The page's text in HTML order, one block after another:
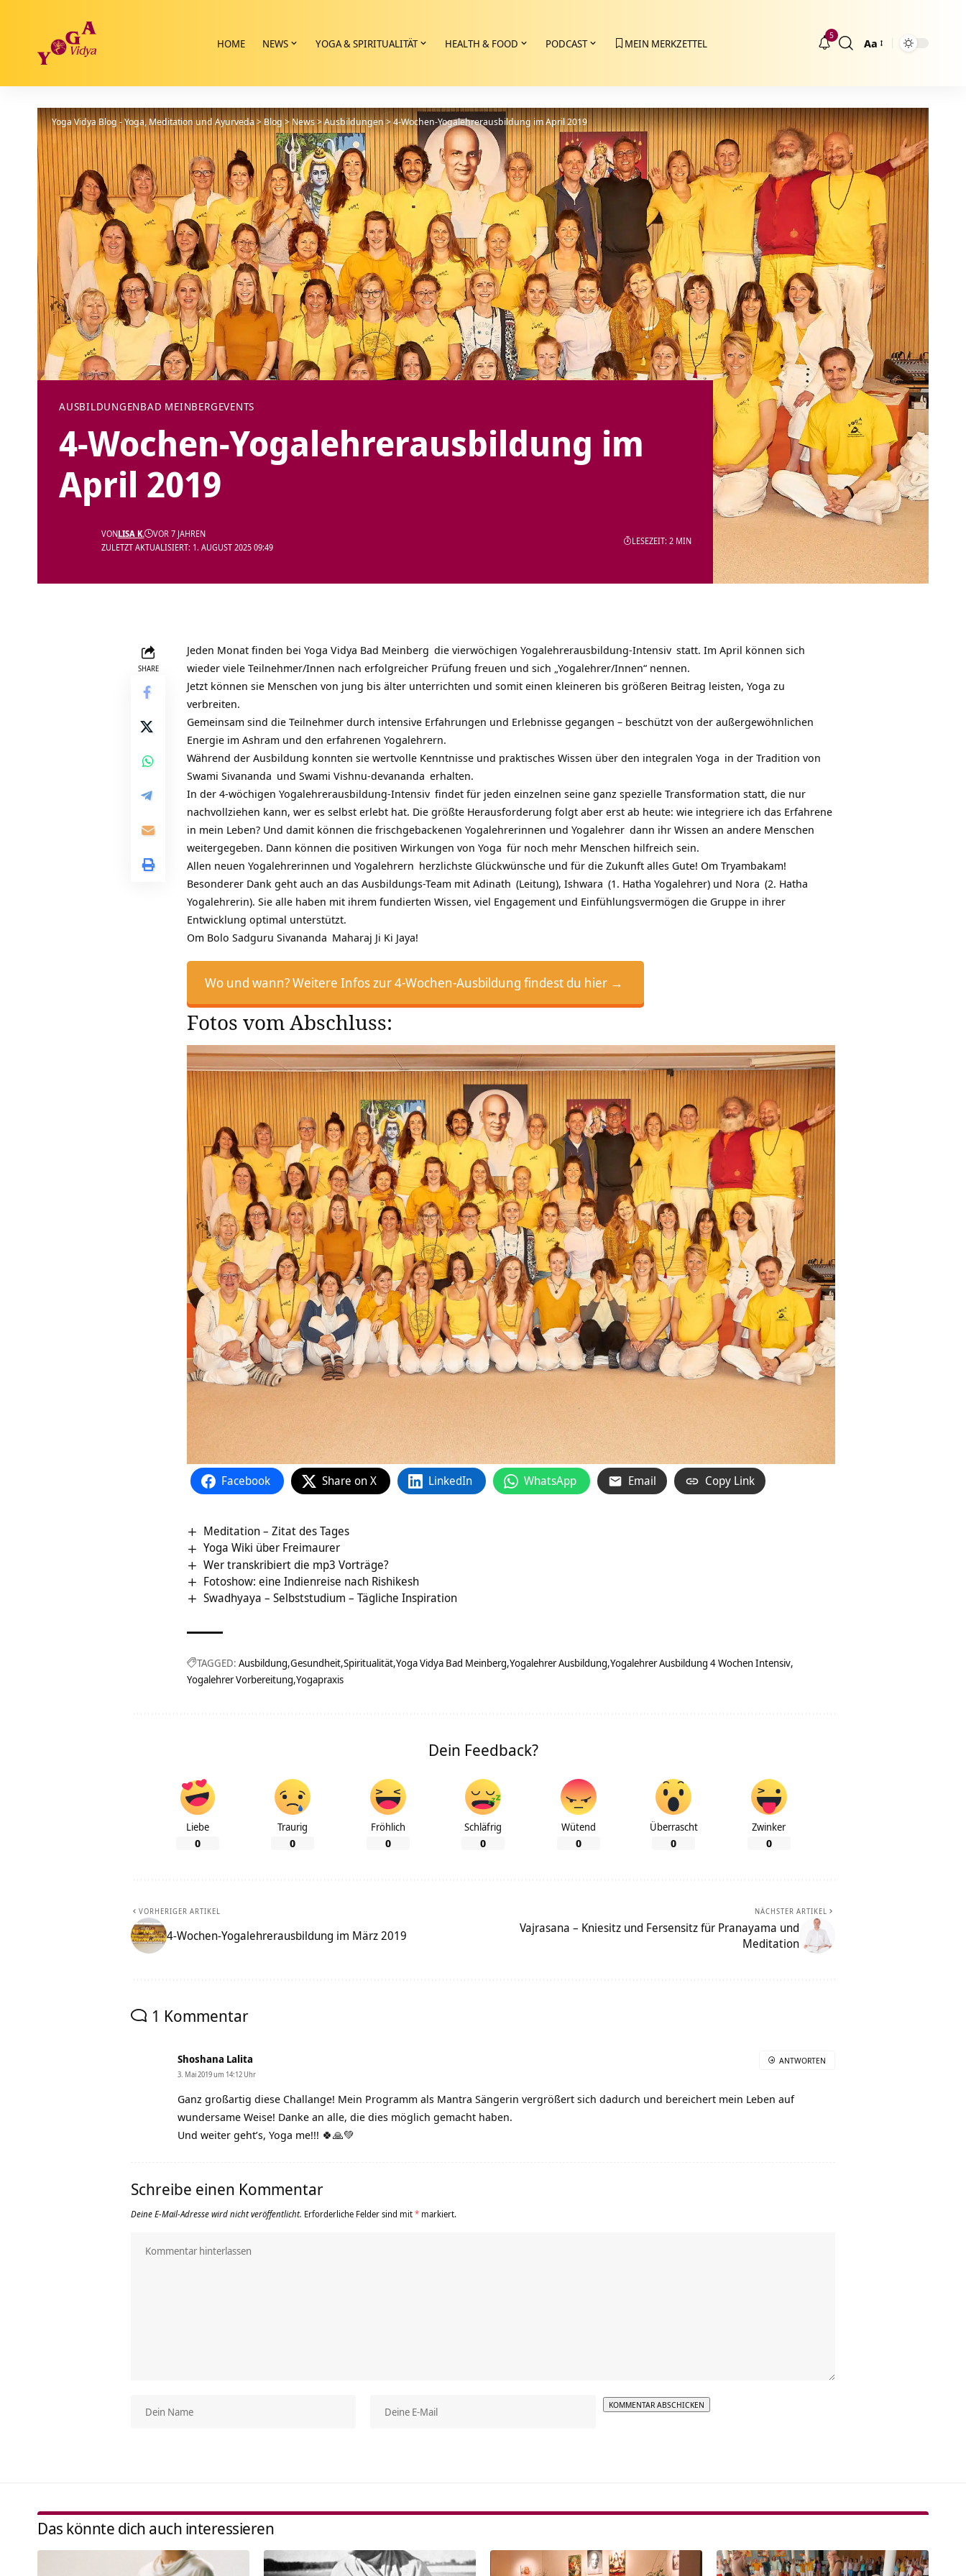
HOME NEWS YOGA & SPIRITUALITÄT HEALTH & FOOD PODCAST MEIN MERKZETTEL
5
Größenänderung
Aa
Yoga Vidya Blog - Yoga, Meditation und Ayurveda>Blog>News>Ausbildungen>4-Wochen-Yogalehrerausbildung im April 2019
AUSBILDUNGENBAD MEINBERGEVENTS
4-Wochen-Yogalehrerausbildung im
April 2019
ZULETZT AKTUALISIERT: 1. AUGUST 2025 09:49
VONLISA K. VOR 7 JAHREN
LESEZEIT: 2 MIN
SHARE
Jeden Monat finden bei Yoga Vidya Bad Meinberg die vierwöchigen Yogalehrerausbildung-Intensiv statt. Im April können sich
wieder viele Teilnehmer/Innen nach erfolgreicher Prüfung freuen und sich „Yogalehrer/Innen“ nennen.
Jetzt können sie Menschen von jung bis älter unterrichten und somit einen kleineren bis größeren Beitrag leisten, Yoga zu
verbreiten.
Gemeinsam sind die Teilnehmer durch intensive Erfahrungen und Erlebnisse gegangen – beschützt von der außergewöhnlichen
Energie im Ashram und den erfahrenen Yogalehrern.
Während der Ausbildung konnten sie wertvolle Kenntnisse und praktisches Wissen über den integralen Yoga in der Tradition von
Swami Sivananda und Swami Vishnu-devananda erhalten.
In der 4-wöchigen Yogalehrerausbildung-Intensiv findet für jeden einzelnen seine ganz spezielle Transformation statt, die nur
nachvollziehen kann, wer es selbst erlebt hat. Die größte Herausforderung folgt aber erst ab heute: wie integriere ich das Erfahrene
in mein Leben? Und damit können die frischgebackenen Yogalehrerinnen und Yogalehrer dann ihr Wissen an andere Menschen
weitergegeben. Dann können die positiven Wirkungen von Yoga für noch mehr Menschen hilfreich sein.
Allen neuen Yogalehrerinnen und Yogalehrern herzlichste Glückwünsche und für die Zukunft alles Gute! Om Tryambakam!
Besonderer Dank geht auch an das Ausbildungs-Team mit Adinath (Leitung), Ishwara (1. Hatha Yogalehrer) und Nora (2. Hatha
Yogalehrerin). Sie alle haben mit ihrem fundierten Wissen, viel Engagement und Einfühlungsvermögen die Gruppe in ihrer
Entwicklung optimal unterstützt.
Om Bolo Sadguru Sivananda Maharaj Ji Ki Jaya!
Wo und wann? Weitere Infos zur 4-Wochen-Ausbildung findest du hier →
Fotos vom Abschluss:
Facebook Share on X LinkedIn WhatsApp Email Copy Link
Meditation – Zitat des Tages
Yoga Wiki über Freimaurer
Wer transkribiert die mp3 Vorträge?
Fotoshow: eine Indienreise nach Rishikesh
Swadhyaya – Selbststudium – Tägliche Inspiration
TAGGED: Ausbildung Gesundheit Spiritualität Yoga Vidya Bad Meinberg Yogalehrer Ausbildung Yogalehrer Ausbildung 4 Wochen Intensiv
Yogalehrer Vorbereitung Yogapraxis
Dein Feedback?
Liebe
0
Traurig
0
Fröhlich
0
Schläfrig
0
Wütend
0
Überrascht
0
Zwinker
0
VORHERIGER ARTIKEL
4-Wochen-Yogalehrerausbildung im März 2019
NÄCHSTER ARTIKEL
Vajrasana – Kniesitz und Fersensitz für Pranayama und
Meditation
1 Kommentar
Shoshana Lalita
3. Mai 2019 um 14:12 Uhr
Ganz großartig diese Challange! Mein Programm als Mantra Sängerin vergrößert sich dadurch und bereichert mein Leben auf
wundersame Weise! Danke an alle, die dies möglich gemacht haben.
Und weiter geht’s, Yoga me!!! 🍀🙏💚
ANTWORTEN
Schreibe einen Kommentar
Deine E-Mail-Adresse wird nicht veröffentlicht. Erforderliche Felder sind mit* markiert.
Das könnte dich auch interessieren